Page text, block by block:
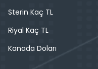
Sterin Kaç TL
Riyal Kaç TL
Kanada Doları